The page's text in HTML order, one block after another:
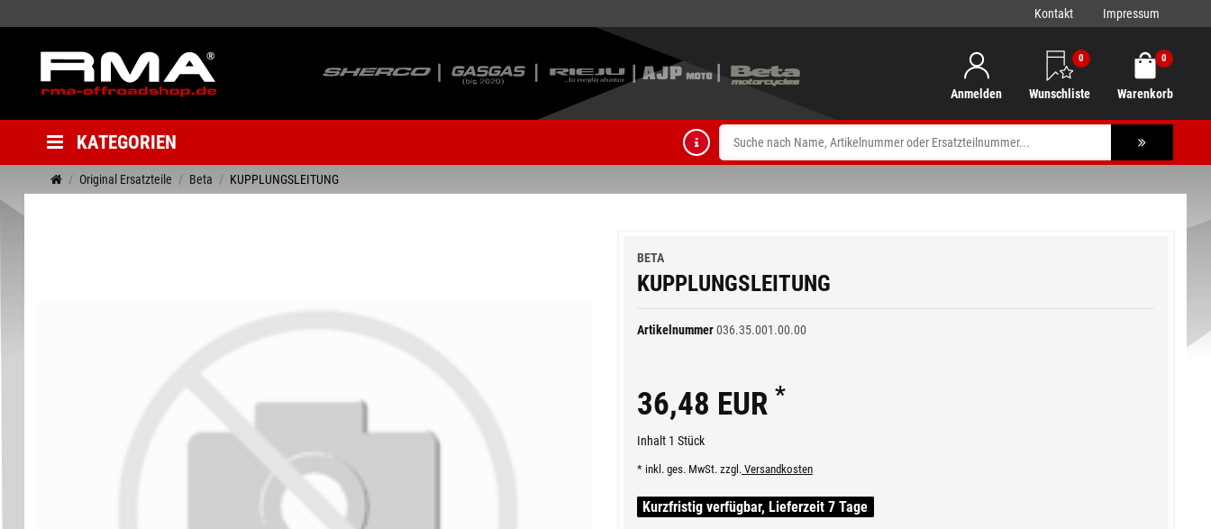
Kontakt Impressum
Anmelden
0
Wunschliste
0
Warenkorb
KATEGORIEN
Original Ersatzteile Beta KUPPLUNGSLEITUNG
BETA
KUPPLUNGSLEITUNG
Artikelnummer036.35.001.00.00
36,48 EUR *
Inhalt 1 Stück
* inkl. ges. MwSt. zzgl. Versandkosten
Kurzfristig verfügbar, Lieferzeit 7 Tage